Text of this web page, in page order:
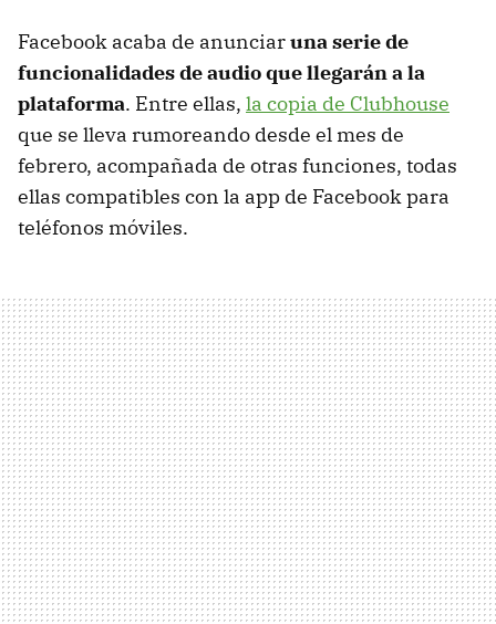
Facebook acaba de anunciaruna serie de
funcionalidades de audio que llegarán a la
plataforma. Entre ellas, la copia de Clubhouse
que se lleva rumoreando desde el mes de
febrero, acompañada de otras funciones, todas
ellas compatibles con la app de Facebook para
teléfonos móviles.